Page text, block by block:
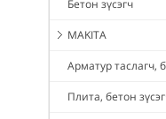
Бетон зүсэгч
MAKITA
Арматур таслагч,
Плита, бетон